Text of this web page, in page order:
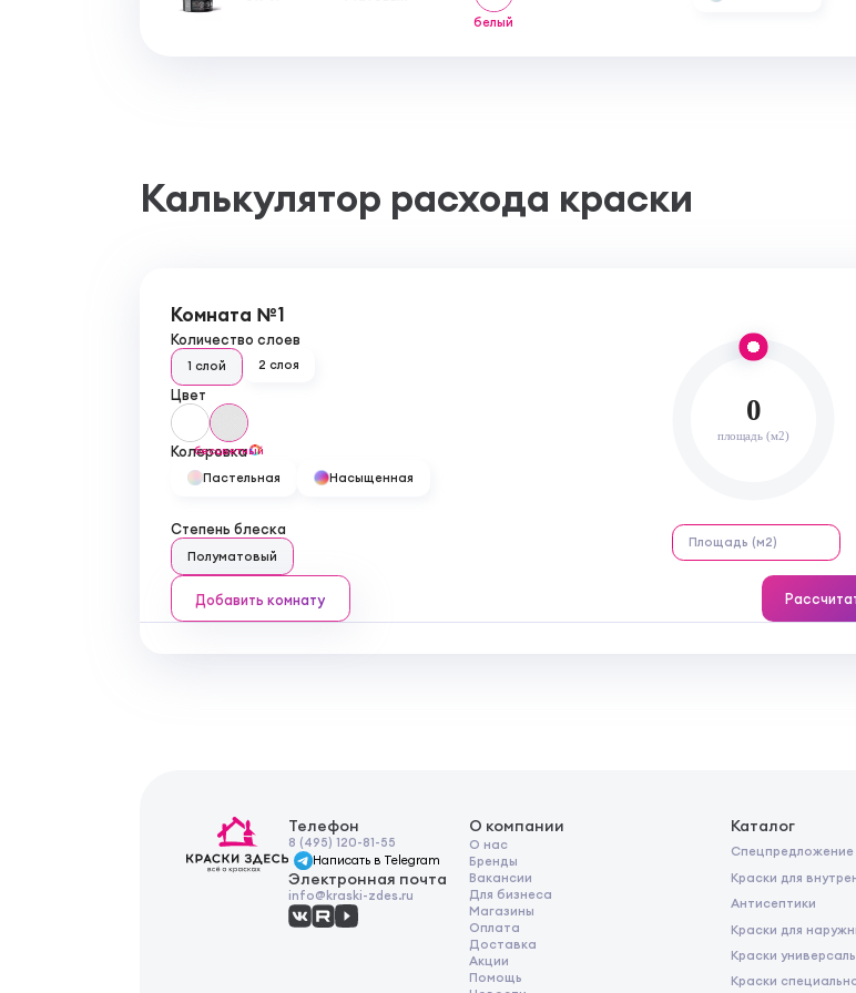
белый
Калькулятор расхода краски
Комната №1
Количество слоев
1 слой 2 слоя
Цвет
бесцветный
Колеровка
Пастельная Насыщенная
Степень блеска
Полуматовый
0
площадь (м2)
Добавить комнату
Телефон
8 (495) 120-81-55
Написать в Telegram
Электронная почта
info@kraski-zdes.ru
О компании
О нас
Бренды
Вакансии
Для бизнеса
Магазины
Оплата
Доставка
Акции
Помощь
Каталог
Спецпредложение
Краски для
Антисептики
Краски для
Краски
Краски